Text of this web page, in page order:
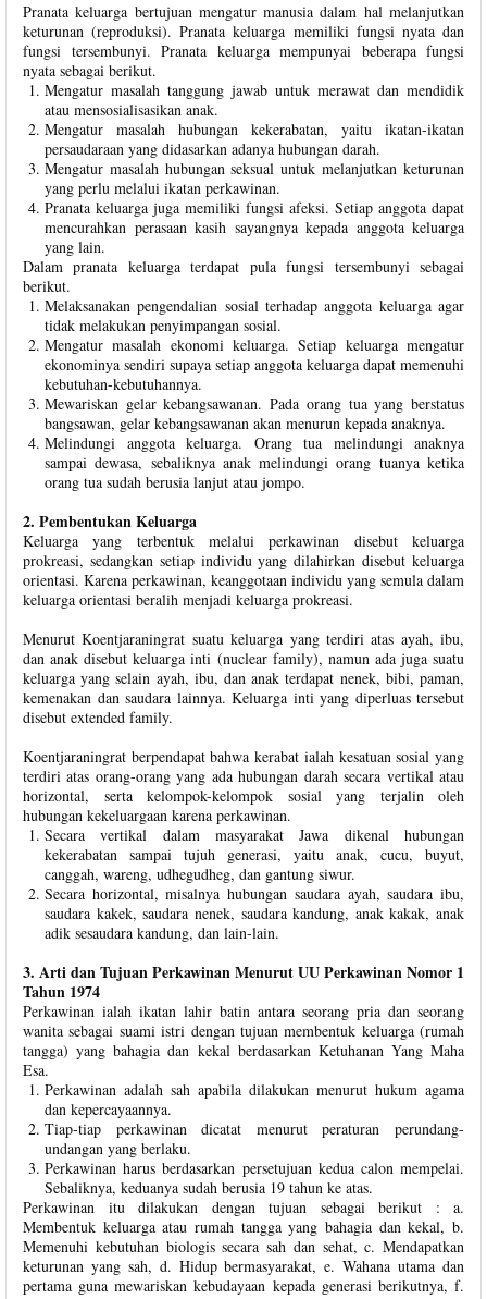
Pranata keluarga bertujuan mengatur manusia dalam hal melanjutkan
keturunan (reproduksi). Pranata keluarga memiliki fungsi nyata dan
fungsi tersembunyi. Pranata keluarga mempunyai beberapa fungsi
nyata sebagai berikut.
Mengatur masalah tanggung jawab untuk merawat dan mendidik
atau mensosialisasikan anak.
Mengatur masalah hubungan kekerabatan, yaitu ikatan-ikatan
persaudaraan yang didasarkan adanya hubungan darah.
Mengatur masalah hubungan seksual untuk melanjutkan keturunan
yang perlu melalui ikatan perkawinan.
Pranata keluarga juga memiliki fungsi afeksi. Setiap anggota dapat
mencurahkan perasaan kasih sayangnya kepada anggota keluarga
yang lain.
Dalam pranata keluarga terdapat pula fungsi tersembunyi sebagai
berikut.
Melaksanakan pengendalian sosial terhadap anggota keluarga agar
tidak melakukan penyimpangan sosial.
Mengatur masalah ekonomi keluarga. Setiap keluarga mengatur
ekonominya sendiri supaya setiap anggota keluarga dapat memenuhi
kebutuhan-kebutuhannya.
Mewariskan gelar kebangsawanan. Pada orang tua yang berstatus
bangsawan, gelar kebangsawanan akan menurun kepada anaknya.
Melindungi anggota keluarga. Orang tua melindungi anaknya
sampai dewasa, sebaliknya anak melindungi orang tuanya ketika
orang tua sudah berusia lanjut atau jompo.
2. Pembentukan Keluarga
Keluarga yang terbentuk melalui perkawinan disebut keluarga
prokreasi, sedangkan setiap individu yang dilahirkan disebut keluarga
orientasi. Karena perkawinan, keanggotaan individu yang semula dalam
keluarga orientasi beralih menjadi keluarga prokreasi.
Menurut Koentjaraningrat suatu keluarga yang terdiri atas ayah, ibu,
dan anak disebut keluarga inti (nuclear family), namun ada juga suatu
keluarga yang selain ayah, ibu, dan anak terdapat nenek, bibi, paman,
kemenakan dan saudara lainnya. Keluarga inti yang diperluas tersebut
disebut extended family.
Koentjaraningrat berpendapat bahwa kerabat ialah kesatuan sosial yang
terdiri atas orang-orang yang ada hubungan darah secara vertikal atau
horizontal, serta kelompok-kelompok sosial yang terjalin oleh
hubungan kekeluargaan karena perkawinan.
Secara vertikal dalam masyarakat Jawa dikenal hubungan
kekerabatan sampai tujuh generasi, yaitu anak, cucu, buyut,
canggah, wareng, udhegudheg, dan gantung siwur.
Secara horizontal, misalnya hubungan saudara ayah, saudara ibu,
saudara kakek, saudara nenek, saudara kandung, anak kakak, anak
adik sesaudara kandung, dan lain-lain.
3. Arti dan Tujuan Perkawinan Menurut UU Perkawinan Nomor 1
Tahun 1974
Perkawinan ialah ikatan lahir batin antara seorang pria dan seorang
wanita sebagai suami istri dengan tujuan membentuk keluarga (rumah
tangga) yang bahagia dan kekal berdasarkan Ketuhanan Yang Maha
Esa.
Perkawinan adalah sah apabila dilakukan menurut hukum agama
dan kepercayaannya.
Tiap-tiap perkawinan dicatat menurut peraturan perundang-
undangan yang berlaku.
Perkawinan harus berdasarkan persetujuan kedua calon mempelai.
Sebaliknya, keduanya sudah berusia 19 tahun ke atas.
Perkawinan itu dilakukan dengan tujuan sebagai berikut : a.
Membentuk keluarga atau rumah tangga yang bahagia dan kekal, b.
Memenuhi kebutuhan biologis secara sah dan sehat, c. Mendapatkan
keturunan yang sah, d. Hidup bermasyarakat, e. Wahana utama dan
pertama guna mewariskan kebudayaan kepada generasi berikutnya, f.